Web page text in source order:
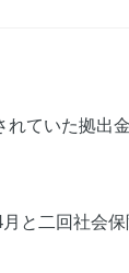
ていた拠出
と二回社会